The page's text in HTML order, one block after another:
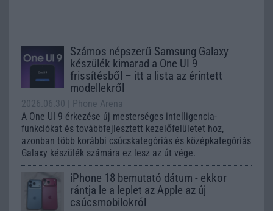
Számos népszerű Samsung Galaxy
készülék kimarad a One UI 9
frissítésből – itt a lista az érintett
modellekről
2026.06.30
| Phone Arena
A One UI 9 érkezése új mesterséges intelligencia-
funkciókat és továbbfejlesztett kezelőfelületet hoz,
azonban több korábbi csúcskategóriás és középkategóriás
Galaxy készülék számára ez lesz az út vége.
iPhone 18 bemutató dátum - ekkor
rántja le a leplet az Apple az új
csúcsmobilokról